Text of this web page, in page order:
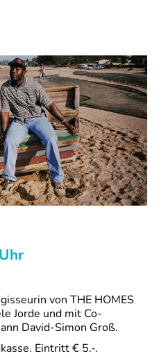
von THE HOMES
Jorde und mit Co-
David-Simon Groß.
Eintritt € 5.-.